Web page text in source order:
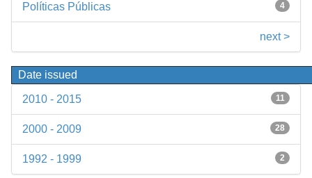
4
Políticas Públicas
next >
Date issued
11
2010 - 2015
28
2000 - 2009
2
1992 - 1999